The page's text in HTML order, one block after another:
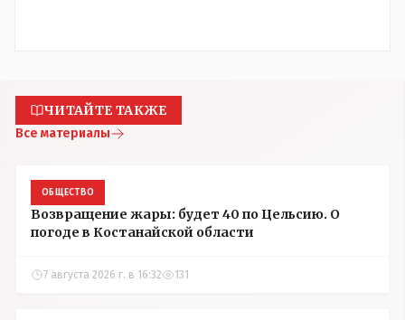
ЧИТАЙТЕ ТАКЖЕ
Все материалы
ОБЩЕСТВО
Возвращение жары: будет 40 по Цельсию. О
погоде в Костанайской области
7 августа 2026 г. в 16:32 131